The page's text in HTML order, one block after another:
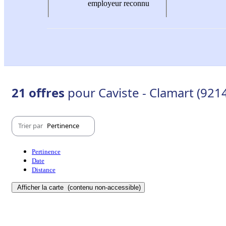
employeur reconnu
21 offres pour Caviste - Clamart
Trier par Pertinence
Pertinence
Date
Distance
Afficher la carte (contenu non-accessible)